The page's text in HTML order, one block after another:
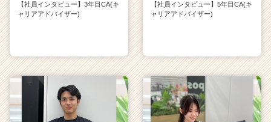
【社員インタビュー】3年目CA(キ
ャリアアドバイザー)
【社員インタビュー】5年目CA(キ
ャリアアドバイザー)